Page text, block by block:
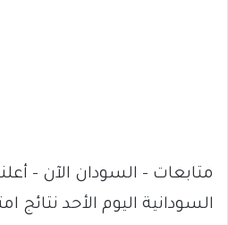
متابعات – السودان الآن –
السودانية اليوم الأحد نتائج